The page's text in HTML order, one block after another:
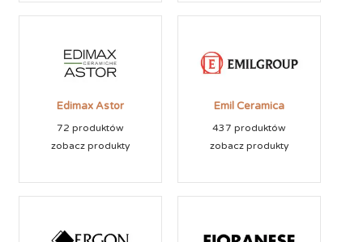
Edimax Astor
72 produktów
zobacz produkty
Emil Ceramica
437 produktów
zobacz produkty